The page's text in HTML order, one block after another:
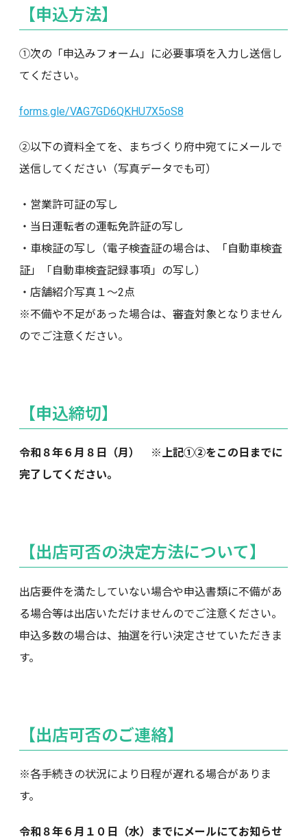
【申込方法】
①次の「申込みフォーム」に必要事項を入力し送信し
てください。
forms.gle/VAG7GD6QKHU7X5oS8
②以下の資料全てを、まちづくり府中宛てにメールで
送信してください（写真データでも可）
・営業許可証の写し
・当日運転者の運転免許証の写し
・車検証の写し（電子検査証の場合は、「自動車検査
証」「自動車検査記録事項」の写し）
・店舗紹介写真１～2点
※不備や不足があった場合は、審査対象となりません
のでご注意ください。
【申込締切】
令和８年６月８日（月） ※上記①②をこの日までに
完了してください。
【出店可否の決定方法について】
出店要件を満たしていない場合や申込書類に不備があ
る場合等は出店いただけませんのでご注意ください。
申込多数の場合は、抽選を行い決定させていただきま
す。
【出店可否のご連絡】
※各手続きの状況により日程が遅れる場合がありま
す。
令和８年６月１０日（水）までにメールにてお知らせ